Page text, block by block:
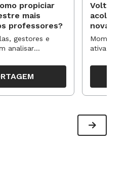
propiciar
mais
professores?
gestores e
analisar
orientar o
longo do
Volta às
novas
ativa
propostas